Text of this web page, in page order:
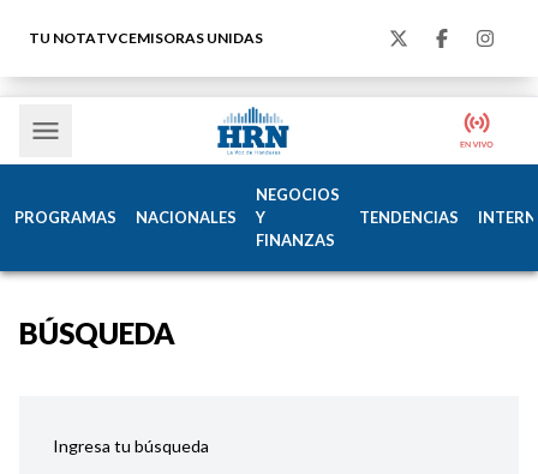
TU NOTATVCEMISORAS UNIDAS
PROGRAMAS NACIONALES
NEGOCIOS
Y
FINANZAS
TENDENCIAS
BÚSQUEDA
Ingresa tu búsqueda